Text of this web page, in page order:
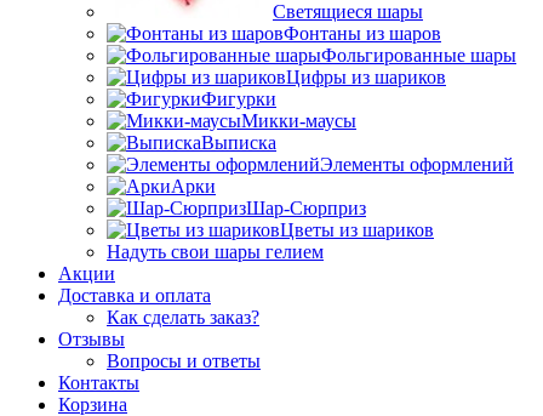
Светящиеся шары
Фонтаны из шаров
Фольгированные шары
Цифры из шариков
Фигурки
Микки-маусы
Выписка
Элементы оформлений
Арки
Шар-Сюрприз
Цветы из шариков
Надуть свои шары гелием
Акции
Доставка и оплата
Как сделать заказ?
Отзывы
Вопросы и ответы
Контакты
Корзина